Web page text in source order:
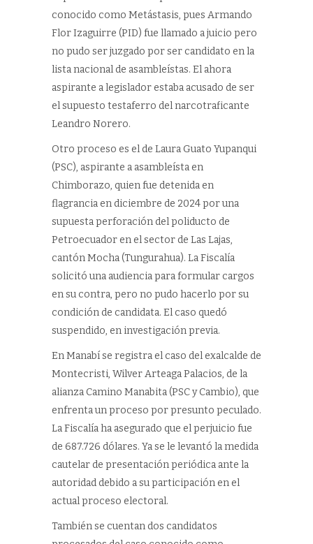
conocido como Metástasis, pues Armando
Flor Izaguirre (PID) fue llamado a juicio pero
no pudo ser juzgado por ser candidato en la
lista nacional de asambleístas. El ahora
aspirante a legislador estaba acusado de ser
el supuesto testaferro del narcotraficante
Leandro Norero.
Otro proceso es el de Laura Guato Yupanqui
(PSC), aspirante a asambleísta en
Chimborazo, quien fue detenida en
flagrancia en diciembre de 2024 por una
supuesta perforación del poliducto de
Petroecuador en el sector de Las Lajas,
cantón Mocha (Tungurahua). La Fiscalía
solicitó una audiencia para formular cargos
en su contra, pero no pudo hacerlo por su
condición de candidata. El caso quedó
suspendido, en investigación previa.
En Manabí se registra el caso del exalcalde de
Montecristi, Wilver Arteaga Palacios, de la
alianza Camino Manabita (PSC y Cambio), que
enfrenta un proceso por presunto peculado.
La Fiscalía ha asegurado que el perjuicio fue
de 687.726 dólares. Ya se le levantó la medida
cautelar de presentación periódica ante la
autoridad debido a su participación en el
actual proceso electoral.
También se cuentan dos candidatos